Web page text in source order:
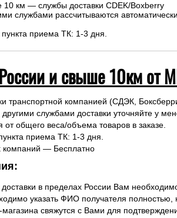
км — службы доставки CDEK/Boxberry
службами рассчитываются
приема ТК: 1-3 дня.
и свыше 10км от
транспортной компанией (СДЭК,
службами доставки уточняйте у
от общего веса/объема товаров в заказе.
приема ТК: 1-3 дня.
компаний — Бесплатно
в пределах России Вам
указать ФИО получателя полностью,
свяжутся с Вами для